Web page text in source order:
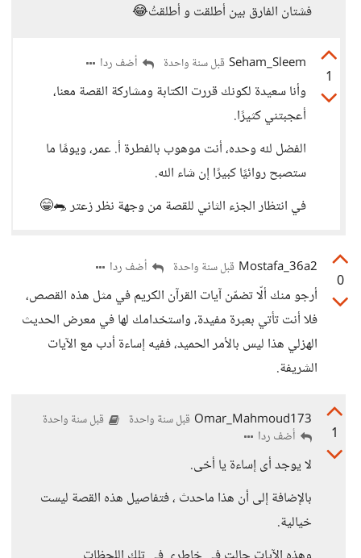
فشتان الفارق بين أطلقت و أطلقتُ😂
1
Seham_Sleem قبل سنة واحدة أضف ردا
وأنا سعيدة لكونك قررت الكتابة ومشاركة القصة معنا،
أعجبتني كثيرًا.
الفضل لله وحده، أنت موهوب بالفطرة أ. عمر، ويومًا ما
ستصبح روائيًا كبيرًا إن شاء الله.
في انتظار الجزء الثاني للقصة من وجهة نظر زعتر 🐀😁
0
Mostafa_36a2 قبل سنة واحدة أضف ردا
أرجو منك ألّا تضمّن آيات القرآن الكريم في مثل هذه القصص،
فلا أنت تأتي بعبرة مفيدة، واستخدامك لها في معرض الحديث
الهزلي هذا ليس بالأمر الحميد، ففيه إساءة أدب مع الآيات
الشريفة.
1
Omar_Mahmoud173 قبل سنة واحدة قبل سنة واحدة
أضف ردا
لا يوجد أى إساءة يا أخى.
بالإضافة إلى أن هذا ماحدث ، فتفاصيل هذه القصة ليست
خيالية.